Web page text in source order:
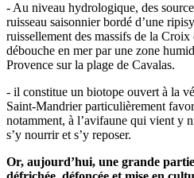
- Au niveau hydrologique, des
ruisseau saisonnier bordé d’une
ruissellement des massifs de la
débouche en mer par une zone
Provence sur la plage de Cavalas.
- il constitue un biotope ouvert à la
Saint-Mandrier particulièrement
notamment, à l’avifaune qui vient y
s’y nourrir et s’y reposer.
Or, aujourd’hui, une grande